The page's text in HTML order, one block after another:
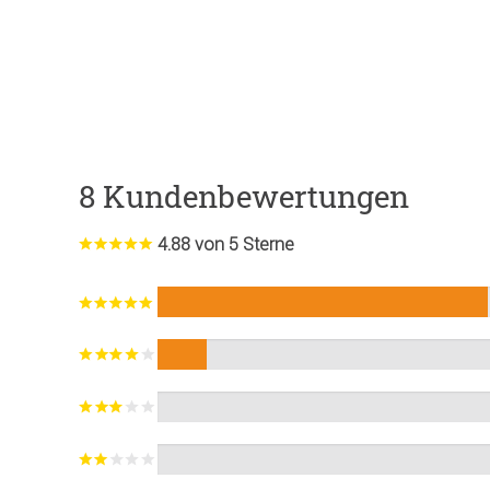
8 Kundenbewertungen
4.88 von 5 Sterne